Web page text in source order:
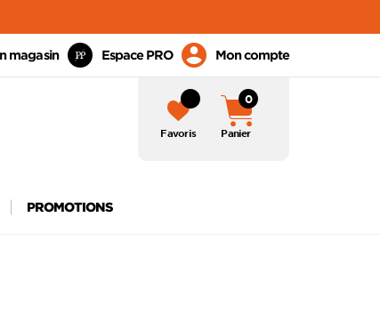
magasin Espace PRO Mon compte
Favoris Panier
0
PROMOTIONS